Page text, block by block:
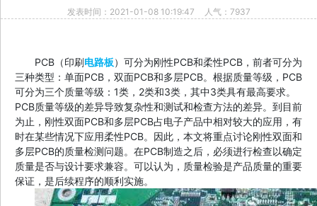
发表时间：2021-01-08 10:19:47 人气：7937
PCB（印刷电路板）可分为刚性PCB和柔性PCB，前者可分为
三种类型：单面PCB，双面PCB和多层PCB。根据质量等级，PCB
可分为三个质量等级：1类，2类和3类，其中3类具有最高要求。
PCB质量等级的差异导致复杂性和测试和检查方法的差异。到目前
为止，刚性双面PCB和多层PCB占电子产品中相对较大的应用，有
时在某些情况下应用柔性PCB。因此，本文将重点讨论刚性双面和
多层PCB的质量检测问题。在PCB制造之后，必须进行检查以确定
质量是否与设计要求兼容。可以认为，质量检验是产品质量的重要
保证，是后续程序的顺利实施。